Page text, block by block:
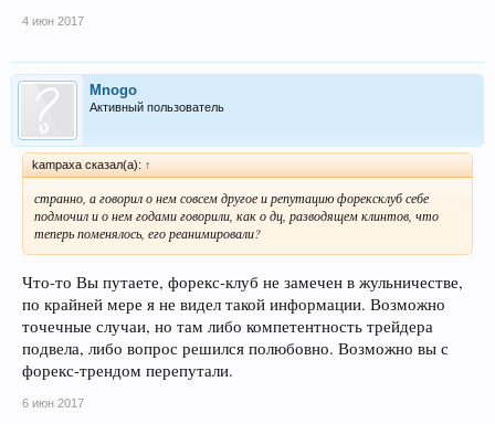
4 июн 2017
Mnogo
Активный пользователь
kampaxa сказал(а): ↑
странно, а говорил о нем совсем другое и репутацию форексклуб себе
подмочил и о нем годами говорили, как о дц, разводящем клинтов, что
теперь поменялось, его реанимировали?
Что-то Вы путаете, форекс-клуб не замечен в жульничестве,
по крайней мере я не видел такой информации. Возможно
точечные случаи, но там либо компетентность трейдера
подвела, либо вопрос решился полюбовно. Возможно вы с
форекс-трендом перепутали.
6 июн 2017